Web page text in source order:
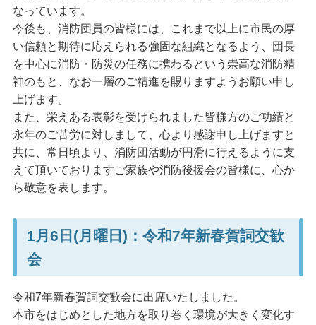
なっています。
今後も、消防団員の皆様には、これまで以上に市民の厚
い信頼と期待に応えられる強固な組織となるよう、団長
を中心に消防・防災の任務に携わるという崇高な消防精
神のもと、なお一層のご精進を賜りますようお願い申し
上げます。
また、栄えある表彰を受けられました皆様方のご功績と
永年のご苦労に対しまして、心より感謝申し上げますと
共に、常日頃より、消防団活動が円滑に行えるように支
えて頂いておりますご家族や消防後援会の皆様に、心か
ら敬意を表します。
1月6日(月曜日)：令和7年新春賀詞交歓
会
令和7年新春賀詞交歓会に出席いたしました。
本市をはじめとした地方を取り巻く環境が大きく変化す